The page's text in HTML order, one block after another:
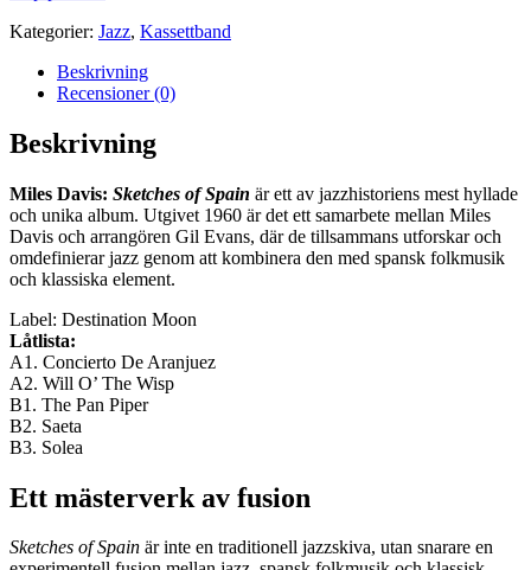
Kategorier: Jazz, Kassettband
Beskrivning
Recensioner (0)
Beskrivning
Miles Davis: Sketches of Spain är ett av jazzhistoriens mest hyllade
och unika album. Utgivet 1960 är det ett samarbete mellan Miles
Davis och arrangören Gil Evans, där de tillsammans utforskar och
omdefinierar jazz genom att kombinera den med spansk folkmusik
och klassiska element.
Label: Destination Moon
Låtlista:
A1. Concierto De Aranjuez
A2. Will O’ The Wisp
B1. The Pan Piper
B2. Saeta
B3. Solea
Ett mästerverk av fusion
Sketches of Spain är inte en traditionell jazzskiva, utan snarare en